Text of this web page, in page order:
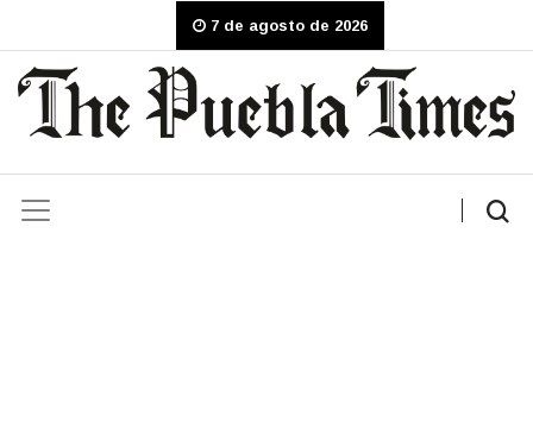
7 de agosto de 2026